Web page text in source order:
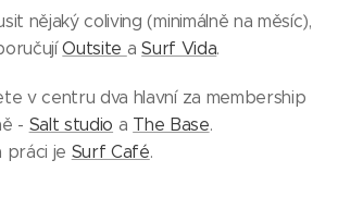
nějaký coliving (minimálně na měsíc),
Outsite aSurf Vida.
v centru dva hlavní za membership
- Salt studio a The Base.
práci je Surf Café.